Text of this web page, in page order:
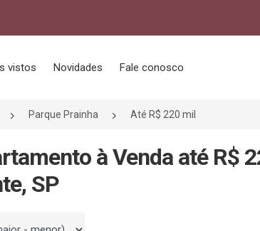
vistos Novidades Fale conosco
Parque Prainha Até R$ 220 mil
à Venda até R$
SP